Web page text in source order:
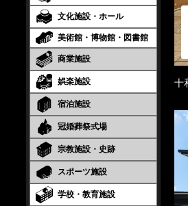
文化施設・ホール
美術館・博物館・図書館
商業施設
娯楽施設
宿泊施設
冠婚葬祭式場
宗教施設・史跡
スポーツ施設
学校・教育施設
十